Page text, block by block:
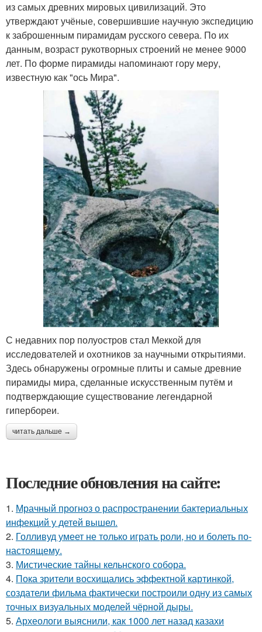
из самых древних мировых цивилизаций. Это
утверждают учёные, совершившие научную экспедицию
к заброшенным пирамидам русского севера. По их
данным, возраст рукотворных строений не менее 9000
лет. По форме пирамиды напоминают гору меру,
известную как "ось Мира".
С недавних пор полуостров стал Меккой для
исследователей и охотников за научными открытиями.
Здесь обнаружены огромные плиты и самые древние
пирамиды мира, сделанные искусственным путём и
подтверждающие существование легендарной
гипербореи.
читать дальше →
Последние обновления на сайте:
1. Мрачный прогноз о распространении бактериальных
инфекций у детей вышел.
2. Голливуд умеет не только играть роли, но и болеть по-
настоящему.
3. Мистические тайны кельнского собора.
4. Пока зрители восхищались эффектной картинкой,
создатели фильма фактически построили одну из самых
точных визуальных моделей чёрной дыры.
5. Археологи выяснили, как 1000 лет назад казахи